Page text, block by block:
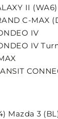
II (WA6)
C-MAX
IV
IV
Mazda 3